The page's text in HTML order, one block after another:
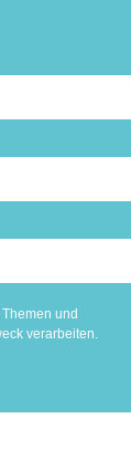
und
verarbeiten.